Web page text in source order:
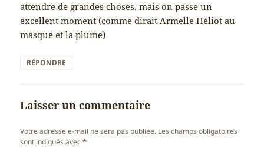
attendre de grandes choses, mais on passe un
excellent moment (comme dirait Armelle Héliot au
masque et la plume)
RÉPONDRE
Laisser un commentaire
Votre adresse e-mail ne sera pas publiée. Les champs obligatoires
sont indiqués avec*